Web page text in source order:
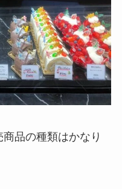
品の種類はかなり